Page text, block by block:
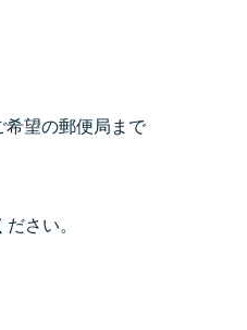
望の郵便局まで
さい。